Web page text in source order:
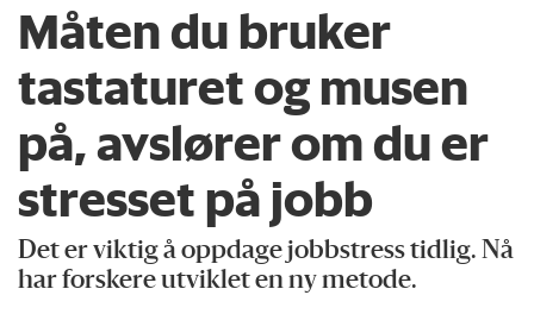
Måten du bruker
tastaturet og musen
på, avslører om du er
stresset på jobb
Det er viktig å oppdage jobbstress tidlig. Nå
har forskere utviklet en ny metode.